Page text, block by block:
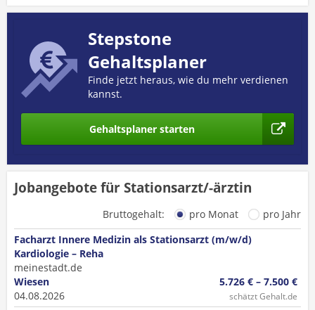
Stepstone
Gehaltsplaner
Finde jetzt heraus, wie du mehr verdienen
kannst.
Gehaltsplaner starten
Jobangebote für Stationsarzt/-ärztin
Bruttogehalt: pro Monat
pro Jahr
Facharzt Innere Medizin als Stationsarzt (m/w/d)
Kardiologie – Reha
meinestadt.de
Wiesen
04.08.2026
5.726 € – 7.500 €
schätzt Gehalt.de